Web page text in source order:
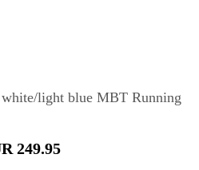
light blue MBT Running
249.95